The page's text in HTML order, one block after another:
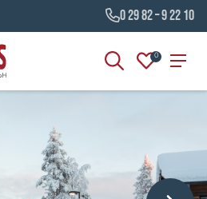
0 29 82 – 9 22 10
0